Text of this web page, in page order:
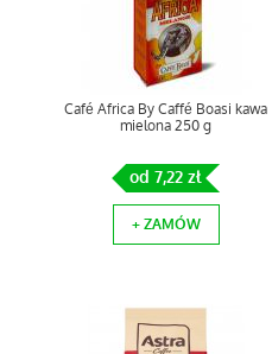
Café Africa By Caffé Boasi kawa
mielona 250 g
od 7,22 zł
+ ZAMÓW